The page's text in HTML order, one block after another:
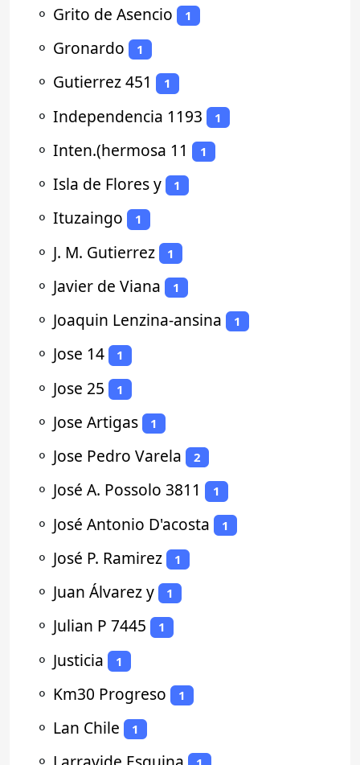
⚬ Grito de Asencio 1
⚬ Gronardo 1
⚬ Gutierrez 451 1
⚬ Independencia 1193 1
⚬ Inten.(hermosa 11 1
⚬ Isla de Flores y 1
⚬ Ituzaingo 1
⚬ J. M. Gutierrez 1
⚬ Javier de Viana 1
⚬ Joaquin Lenzina-ansina 1
⚬ Jose 14 1
⚬ Jose 25 1
⚬ Jose Artigas 1
⚬ Jose Pedro Varela 2
⚬ José A. Possolo 3811 1
⚬ José Antonio D'acosta 1
⚬ José P. Ramirez 1
⚬ Juan Álvarez y 1
⚬ Julian P 7445 1
⚬ Justicia 1
⚬ Km30 Progreso 1
⚬ Lan Chile 1